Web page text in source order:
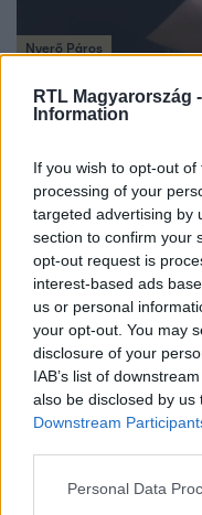
RTL Magyarország -
Information
If you wish to opt-out
processing of your
targeted advertising by
section to confirm your
opt-out request is
interest-based ads
us or personal
your opt-out. You may
disclosure of your
IAB’s list of
also be disclosed by
Downstream
Please note that this
Personal Data
Nyerő Páros
Simon Attila
való teljesítményével,
magába roskadt.
csalódott focistát.